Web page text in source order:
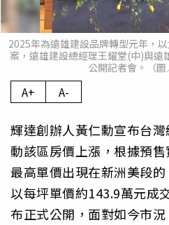
2025年為遠雄建設品牌轉型元年，
案，遠雄建設總經理王耀堂(中)與
公開記者會。（圖
A+ A-
輝達創辦人黃仁勳宣布台
動該區房價上漲，根據預
最高單價出現在新洲美段
以每坪單價約143.9萬元成
布正式公開，面對如今市